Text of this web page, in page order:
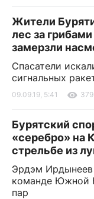
Жители
лес за
замерзли
Спасатели
сигнальных
09.09.19, 5:41
Бурятский
«серебро» на
стрельбе из
Эрдэм Ирдынеев
команде Южной
пар